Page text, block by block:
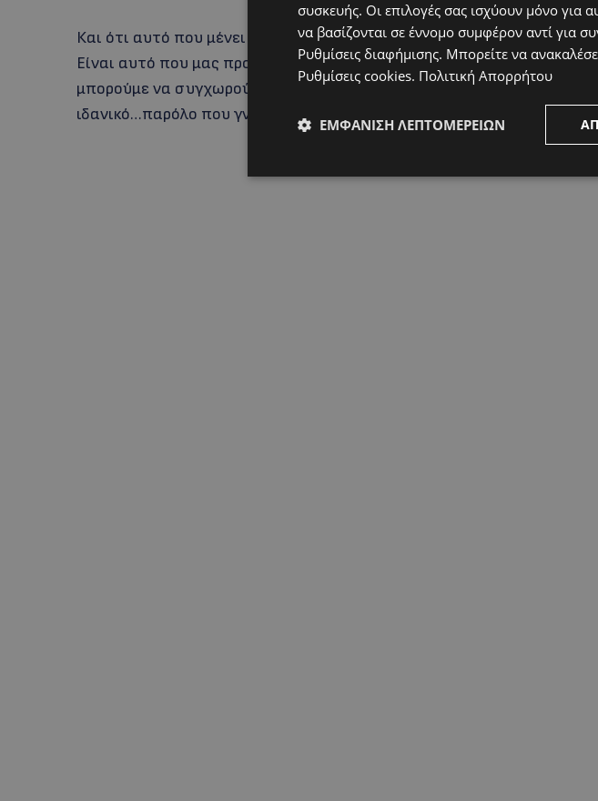
Και ότι αυτό που μένει στο τέλος της ημέρας είναι απλά η καλή
Είναι αυτό που μας προσφέρει χαρά, αγαλλίαση και ηρεμία στην ψυχή
μπορούμε να συγχωρούμε, δεν θα μπορέσουμε ποτέ να προχωρήσουμε
ιδανικό…παρόλο που γνωρίζουμε ότι αυτό δεν υπάρχει…
συσκευής. Οι επιλογές σας ισχύουν μόνο για
να βασίζονται σε έννομο συμφέρον αντί για
Ρυθμίσεις διαφήμισης. Μπορείτε να
Ρυθμίσεις cookies. Πολιτική Απορρήτου
ΕΜΦΆΝΙΣΗ ΛΕΠΤΟΜΕΡΕΙΏΝ